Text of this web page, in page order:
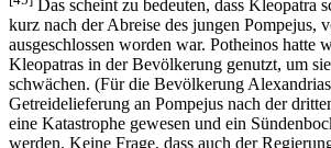
Das scheint zu bedeuten, dass Kleopatra
kurz nach der Abreise des jungen Pompejus,
ausgeschlossen worden war. Potheinos hatte
Kleopatras in der Bevölkerung genutzt, um
schwächen. (Für die Bevölkerung
Getreidelieferung an Pompejus nach der
eine Katastrophe gewesen und ein
werden. Keine Frage, dass auch der